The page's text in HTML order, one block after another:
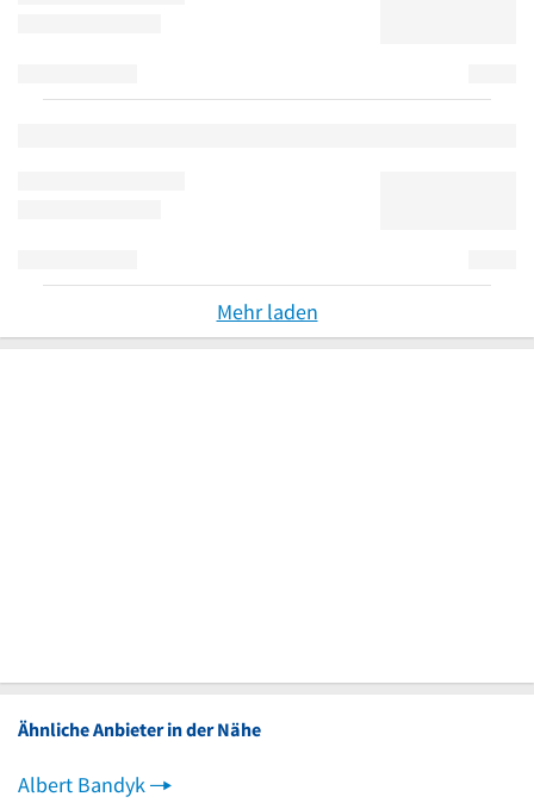
Mehr laden
Ähnliche Anbieter in der Nähe
Albert Bandyk